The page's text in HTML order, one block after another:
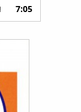
7:05